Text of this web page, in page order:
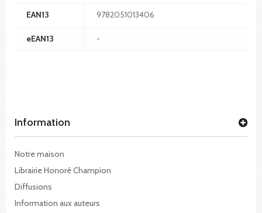
EAN13 9782051013406
eEAN13 -
Information
Notre maison
Librairie Honoré Champion
Diffusions
Information aux auteurs